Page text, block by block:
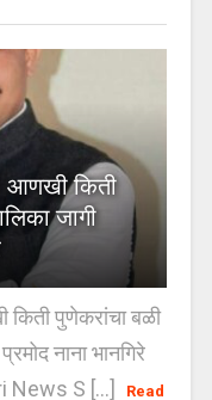
आणखी किती
जागी
पुणेकरांचा बळी
नाना भानगिरे
News S [...]
Read